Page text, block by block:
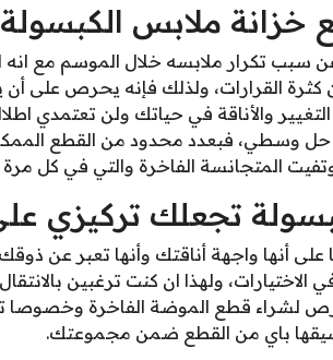
خزانة ملابس
سبب تكرار ملابسه خلال الموسم مع
القرارات، ولذلك فإنه يحرص على
والأناقة في حياتك ولن تعتمدي
وسطي، فبعدد محدود من القطع
المتجانسة الفاخرة والتي في كل
تجعلك تركيزي
على أنها واجهة أناقتك وأنها تعبر عن
ولهذا ان كنت ترغبين
لشراء قطع الموضة الفاخرة وخصوصا
باي من القطع ضمن مجموعتك.